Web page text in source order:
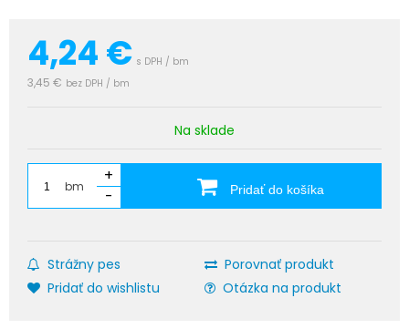
4,24€ s DPH / bm
3,45 € bez DPH / bm
Na sklade
bm
+
-
Pridať do košíka
Strážny pes
Porovnať produkt
Pridať do wishlistu
Otázka na produkt